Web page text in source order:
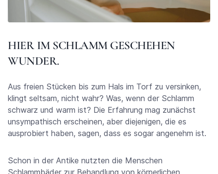
HIER IM SCHLAMM GESCHEHEN
WUNDER.
Aus freien Stücken bis zum Hals im Torf zu versinken,
klingt seltsam, nicht wahr? Was, wenn der Schlamm
schwarz und warm ist? Die Erfahrung mag zunächst
unsympathisch erscheinen, aber diejenigen, die es
ausprobiert haben, sagen, dass es sogar angenehm ist.
Schon in der Antike nutzten die Menschen
Schlammbäder zur Behandlung von körperlichen